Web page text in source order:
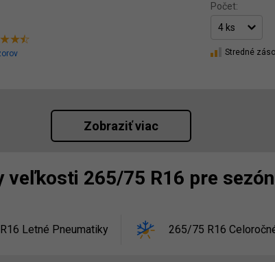
Počet:
Stredné
Zobraziť viac
265/75 R16 pre
Letné Pneumatiky 265/75 R16